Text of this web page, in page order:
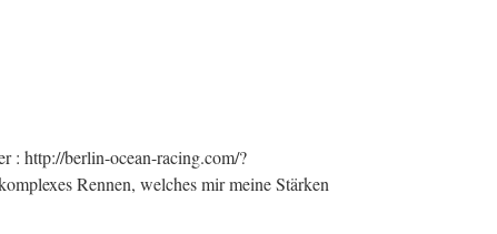
: http://berlin-ocean-racing.com/?
Rennen, welches mir meine Stärken